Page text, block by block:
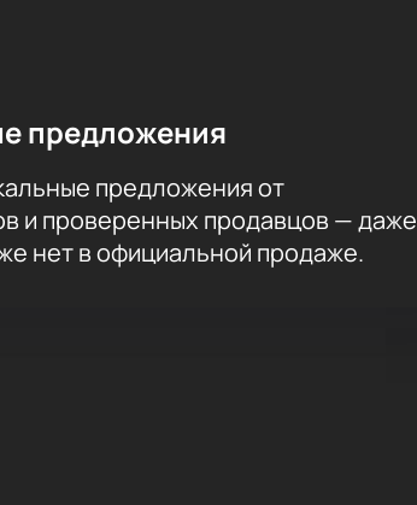
предложения
предложения от
и проверенных продавцов — даже
нет в официальной продаже.